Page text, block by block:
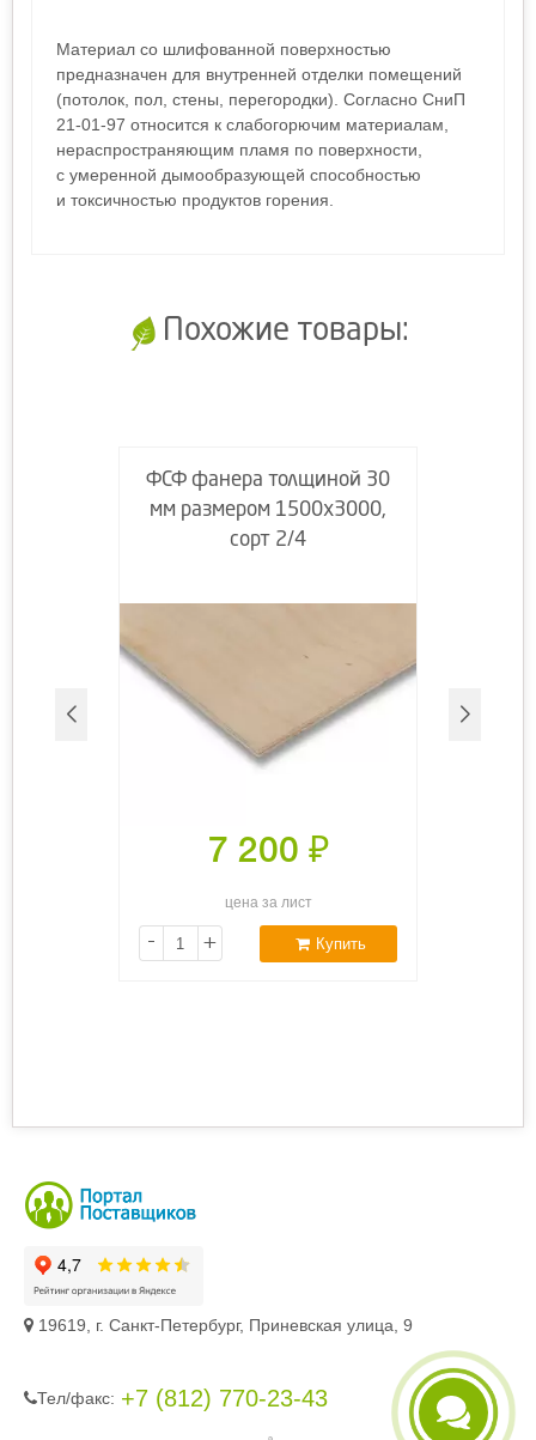
Материал со шлифованной поверхностью
предназначен для внутренней отделки помещений
(потолок, пол, стены, перегородки). Согласно СниП
21-01-97 относится к слабогорючим материалам,
нераспространяющим пламя по поверхности,
с умеренной дымообразующей способностью
и токсичностью продуктов горения.
Похожие товары:
ФСФ фанера толщиной 30
мм размером 1500х3000,
сорт 2/4
7 200 ₽
цена за лист
- + Купить
19619, г. Санкт-Петербург, Приневская улица, 9
Тел/фaкc: +7 (812) 770-23-43